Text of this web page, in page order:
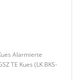
Alarmierte
TE Kues (LK BKS-